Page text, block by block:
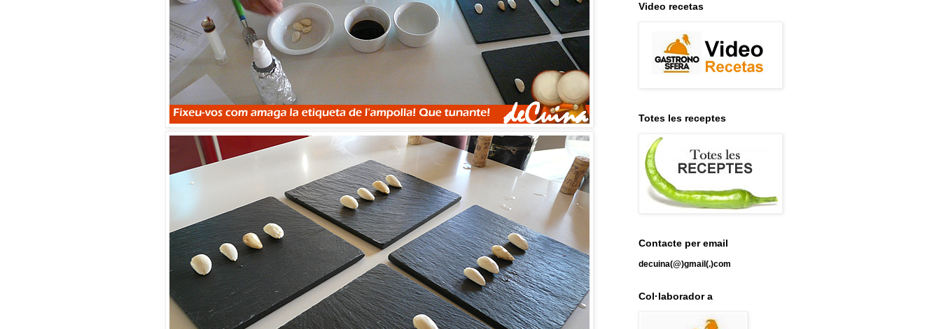
Video recetas
Totes les receptes
Contacte per email
decuina(@)gmail(.)com
Col·laborador a